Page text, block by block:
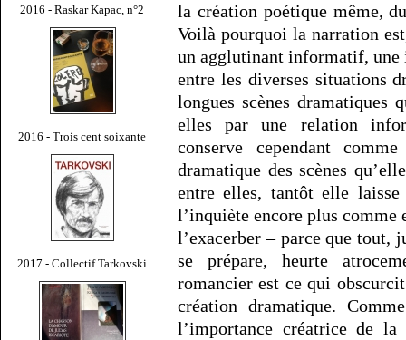
2016 - Raskar Kapac, n°2
2016 - Trois cent soixante
2017 - Collectif Tarkovski
la création poétique même,
Voilà pourquoi la narration
un agglutinant informatif,
entre les diverses situations
longues scènes dramatiques
elles par une relation
conserve cependant
dramatique des scènes
entre elles, tantôt elle
l’inquiète encore plus
l’exacerber – parce que tout,
se prépare, heurte
romancier est ce qui
création dramatique.
l’importance créatrice de